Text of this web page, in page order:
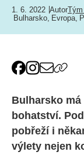
1. 6. 2022 Autor
Bulharsko, Evropa,
Bulharsko
bohatství.
pobřeží i
výlety nejen